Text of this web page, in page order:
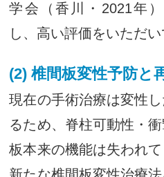
学会（香川・2021年
し、高い評価をいただい
(2) 椎間板変性予防と
現在の手術治療は変性
るため、脊柱可動性・
板本来の機能は失われ